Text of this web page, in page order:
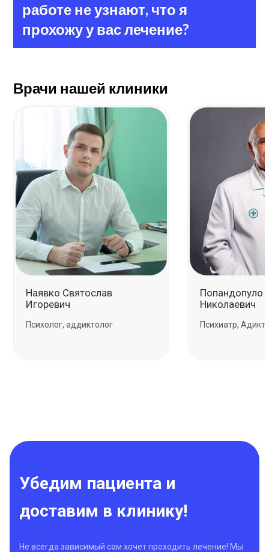
работе не узнают, что я
прохожу у вас лечение?
Врачи нашей клиники
Наявко Святослав
Игоревич
Психолог, аддиктолог
Пoпандoпулo
Никoлаевич
Психиатр,
Убедим пациента и
доставим в клинику!
Не всегда зависимый сам хочет проходить лечение! Мы